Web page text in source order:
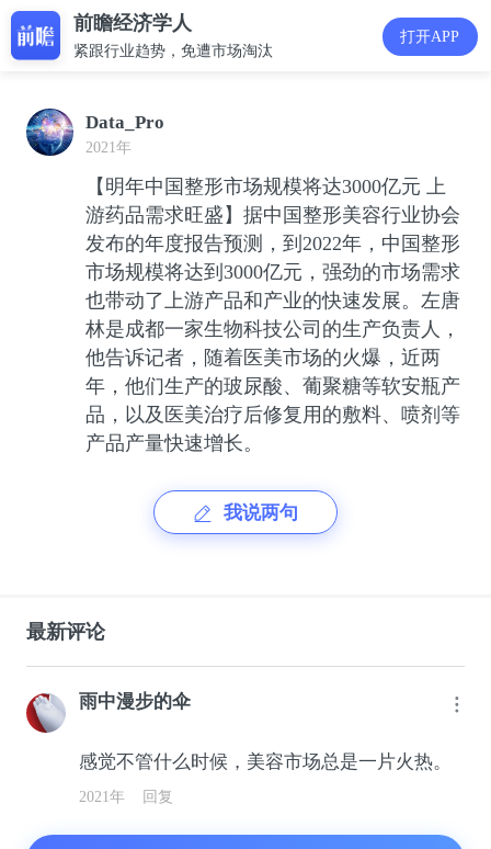
前瞻经济学人
紧跟行业趋势，免遭市场淘汰
打开APP
Data_Pro
2021年
【明年中国整形市场规模将达3000亿元 上
游药品需求旺盛】据中国整形美容行业协会
发布的年度报告预测，到2022年，中国整形
市场规模将达到3000亿元，强劲的市场需求
也带动了上游产品和产业的快速发展。左唐
林是成都一家生物科技公司的生产负责人，
他告诉记者，随着医美市场的火爆，近两
年，他们生产的玻尿酸、葡聚糖等软安瓶产
品，以及医美治疗后修复用的敷料、喷剂等
产品产量快速增长。
我说两句
最新评论
雨中漫步的伞
感觉不管什么时候，美容市场总是一片火热。
2021年 回复